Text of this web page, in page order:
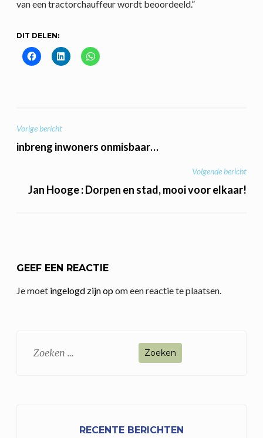
van een tractorchauffeur wordt beoordeeld.”
DIT DELEN:
BERICHT
NAVIGATIE
Vorige bericht
inbreng inwoners onmisbaar…
Volgende bericht
Jan Hooge : Dorpen en stad, mooi voor elkaar!
GEEF EEN REACTIE
Je moet ingelogd zijn opom een reactie te plaatsen.
Zoeken
RECENTE BERICHTEN